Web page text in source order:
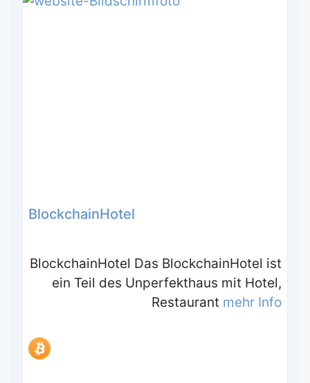
BlockchainHotel
BlockchainHotel Das BlockchainHotel ist
ein Teil des Unperfekthaus mit Hotel,
Restaurant mehr Info